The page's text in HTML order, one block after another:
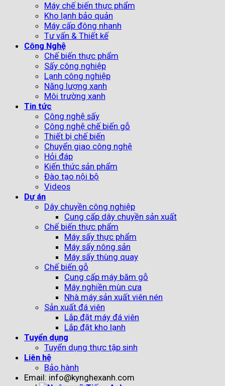
Máy chế biến thực phẩm
Kho lạnh bảo quản
Máy cấp đông nhanh
Tư vấn & Thiết kế
Công Nghệ
Chế biến thực phẩm
Sấy công nghiệp
Lạnh công nghiệp
Năng lượng xanh
Môi trường xanh
Tin tức
Công nghệ sấy
Công nghệ chế biến gỗ
Thiết bị chế biến
Chuyển giao công nghệ
Hỏi đáp
Kiến thức sản phẩm
Đào tạo nội bộ
Videos
Dự án
Dây chuyền công nghiệp
Cung cấp dây chuyền sản xuất
Chế biến thực phẩm
Máy sấy thực phẩm
Máy sấy nông sản
Máy sấy thùng quay
Chế biến gỗ
Cung cấp máy băm gỗ
Máy nghiền mùn cưa
Nhà máy sản xuất viên nén
Sản xuất đá viên
Lắp đặt máy đá viên
Lắp đặt kho lạnh
Tuyển dụng
Tuyển dụng thực tập sinh
Liên hệ
Bảo hành
Email: info@kynghexanh.com